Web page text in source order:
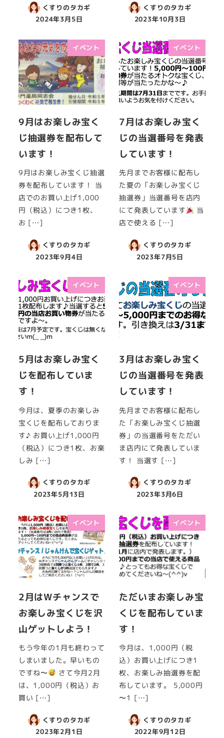
くすりのタカギ
2024年3月5日
くすりのタカギ
2023年10月3日
イベント
9月はお楽しみ宝く
じ抽選券を配布して
います！
9月はお楽しみ宝くじ抽選
券を配布しています！ 当
店でのお買い上げ1,000
円（税込）につき1枚、
お […]
くすりのタカギ
2023年9月4日
イベント
7月はお楽しみ宝く
じの当選番号を発表
しています！
先月までお客様に配布し
た夏の「お楽しみ宝くじ
抽選券」当選番号を店内
にて発表しています
当
店で使える […]
くすりのタカギ
2023年7月5日
イベント
5月はお楽しみ宝く
じを配布していま
す！
今月は、夏季のお楽しみ
宝くじを配布しておりま
す♪ お買い上げ1,000円
（税込）につき1枚、お楽
しみ […]
くすりのタカギ
2023年5月13日
イベント
3月はお楽しみ宝く
じの当選番号を発表
しています！
先月までお客様に配布し
た「お楽しみ宝くじ抽選
券」の当選番号をただい
ま店内にて発表していま
す！ 当選す […]
くすりのタカギ
2023年3月6日
イベント
2月はWチャンスで
お楽しみ宝くじを沢
山ゲットしよう！
もう今年の1月も終わって
しまいました。早いもの
ですね〜
さて今月2月
は、1,000円（税込）お
買い […]
くすりのタカギ
2023年2月1日
イベント
ただいまお楽しみ宝
くじを配布していま
す！
今月は、1,000円（税
込）お買い上げにつき1
枚、お楽しみ抽選券を配
布しています。 5,000円
〜1 […]
くすりのタカギ
2022年9月12日